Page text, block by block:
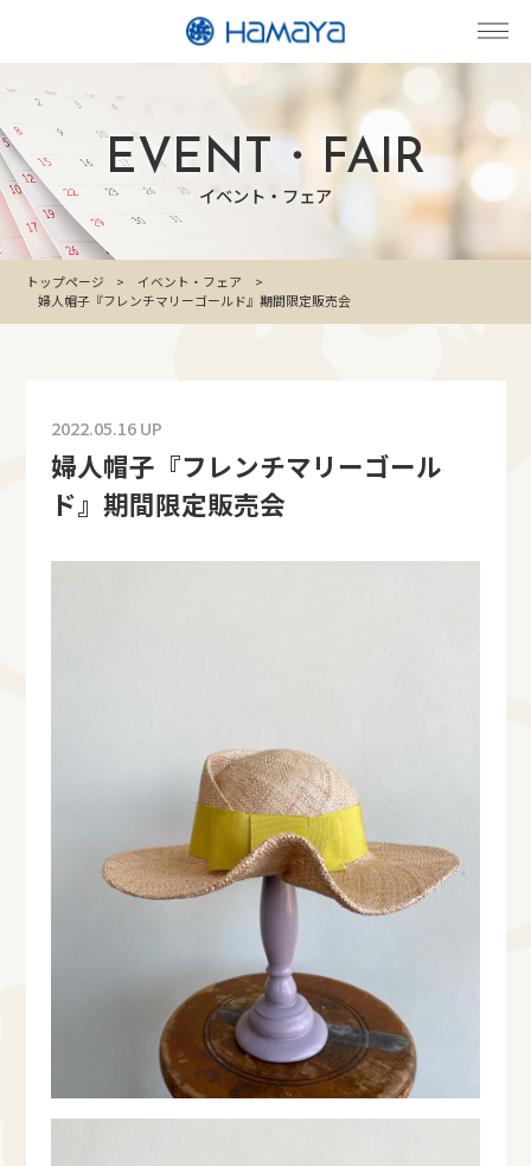
EVENT・FAIR
イベント・フェア
トップページ
イベント・フェア
婦人帽子『フレンチマリーゴールド』期間限定販売会
2022.05.16 UP
婦人帽子『フレンチマリーゴール
ド』期間限定販売会